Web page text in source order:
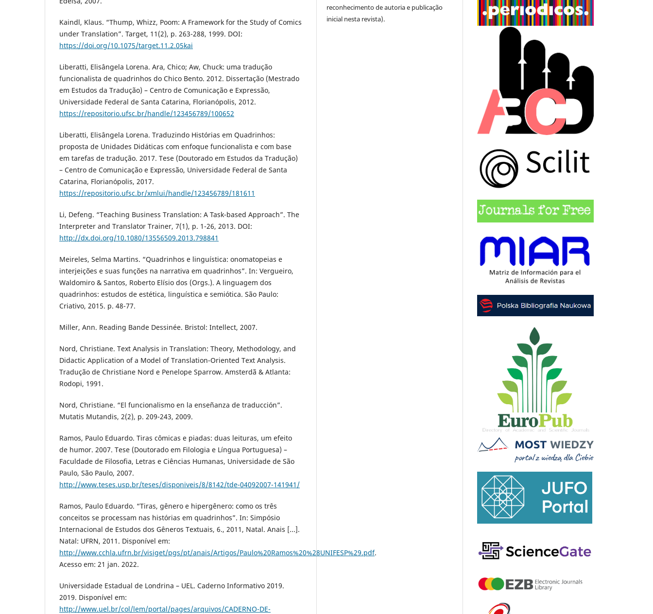
Kaindl, Klaus. “Thump, Whizz, Poom: A Framework for the Study of Comics
under Translation”. Target, 11(2), p. 263-288, 1999. DOI:
https://doi.org/10.1075/target.11.2.05kai
Liberatti, Elisângela Lorena. Ara, Chico; Aw, Chuck: uma tradução
funcionalista de quadrinhos do Chico Bento. 2012. Dissertação (Mestrado
em Estudos da Tradução) – Centro de Comunicação e Expressão,
Universidade Federal de Santa Catarina, Florianópolis, 2012.
https://repositorio.ufsc.br/handle/123456789/100652
Liberatti, Elisângela Lorena. Traduzindo Histórias em Quadrinhos:
proposta de Unidades Didáticas com enfoque funcionalista e com base
em tarefas de tradução. 2017. Tese (Doutorado em Estudos da Tradução)
– Centro de Comunicação e Expressão, Universidade Federal de Santa
Catarina, Florianópolis, 2017.
https://repositorio.ufsc.br/xmlui/handle/123456789/181611
Li, Defeng. “Teaching Business Translation: A Task-based Approach”. The
Interpreter and Translator Trainer, 7(1), p. 1-26, 2013. DOI:
http://dx.doi.org/10.1080/13556509.2013.798841
Meireles, Selma Martins. “Quadrinhos e linguística: onomatopeias e
interjeições e suas funções na narrativa em quadrinhos”. In: Vergueiro,
Waldomiro & Santos, Roberto Elísio dos (Orgs.). A linguagem dos
quadrinhos: estudos de estética, linguística e semiótica. São Paulo:
Criativo, 2015. p. 48-77.
Miller, Ann. Reading Bande Dessinée. Bristol: Intellect, 2007.
Nord, Christiane. Text Analysis in Translation: Theory, Methodology, and
Didactic Application of a Model of Translation-Oriented Text Analysis.
Tradução de Christiane Nord e Penelope Sparrow. Amsterdã & Atlanta:
Rodopi, 1991.
Nord, Christiane. “El funcionalismo en la enseñanza de traducción”.
Mutatis Mutandis, 2(2), p. 209-243, 2009.
Ramos, Paulo Eduardo. Tiras cômicas e piadas: duas leituras, um efeito
de humor. 2007. Tese (Doutorado em Filologia e Língua Portuguesa) –
Faculdade de Filosofia, Letras e Ciências Humanas, Universidade de São
Paulo, São Paulo, 2007.
http://www.teses.usp.br/teses/disponiveis/8/8142/tde-04092007-141941/
Ramos, Paulo Eduardo. “Tiras, gênero e hipergênero: como os três
conceitos se processam nas histórias em quadrinhos”. In: Simpósio
Internacional de Estudos dos Gêneros Textuais, 6., 2011, Natal. Anais [...].
Natal: UFRN, 2011. Disponível em:
http://www.cchla.ufrn.br/visiget/pgs/pt/anais/Artigos/Paulo%20Ramos%20%28UNIFESP%29.pdf.
Acesso em: 21 jan. 2022.
Universidade Estadual de Londrina – UEL. Caderno Informativo 2019.
2019. Disponível em:
http://www.uel.br/col/lem/portal/pages/arquivos/CADERNO-DE-
reconhecimento de autoria e publicação
inicial nesta revista).